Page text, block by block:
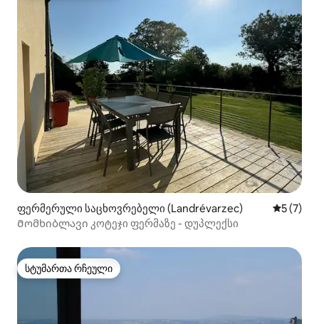
ფერმერული საცხოვრებელი (Landrévarzec)
5 (7)
Მომხიბლავი კოტეჯი ფერმაზე - დუპლექსი
სტუმართა რჩეული
სტუმართა რჩეული